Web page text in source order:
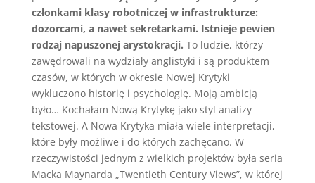
członkami klasy robotniczej w infrastrukturze:
dozorcami, a nawet sekretarkami. Istnieje pewien
rodzaj napuszonej arystokracji. To ludzie, którzy
zawędrowali na wydziały anglistyki i są produktem
czasów, w których w okresie Nowej Krytyki
wykluczono historię i psychologię. Moją ambicją
było… Kochałam Nową Krytykę jako styl analizy
tekstowej. A Nowa Krytyka miała wiele interpretacji,
które były możliwe i do których zachęcano. W
rzeczywistości jednym z wielkich projektów była seria
Macka Maynarda „Twentieth Century Views”, w której